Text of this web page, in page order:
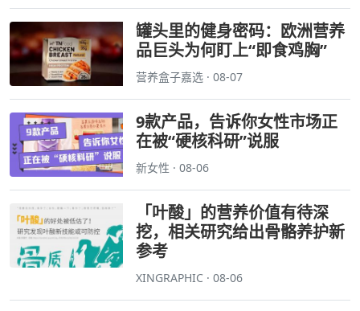
罐头里的健身密码：欧洲营养
品巨头为何盯上“即食鸡胸”
营养盒子嘉选 · 08-07
9款产品，告诉你女性市场正
在被“硬核科研”说服
新女性 · 08-06
「叶酸」的营养价值有待深
挖，相关研究给出骨骼养护新
参考
XINGRAPHIC · 08-06